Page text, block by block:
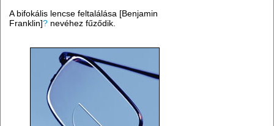
A bifokális lencse feltalálása [Benjamin
Franklin]? nevéhez fűződik.